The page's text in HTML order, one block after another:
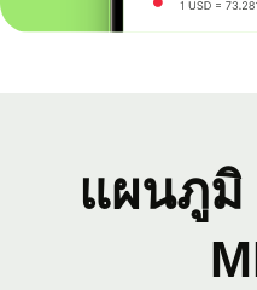
แผนภูมิ